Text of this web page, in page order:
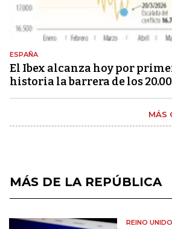
ESPAÑA
El Ibex alcanza hoy por
historia la barrera de los
MÁS
MÁS DE LA REPÚBLICA
REINO UNIDO